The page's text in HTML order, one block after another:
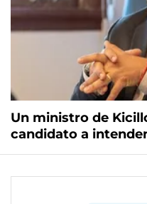
Un ministro de
candidato a